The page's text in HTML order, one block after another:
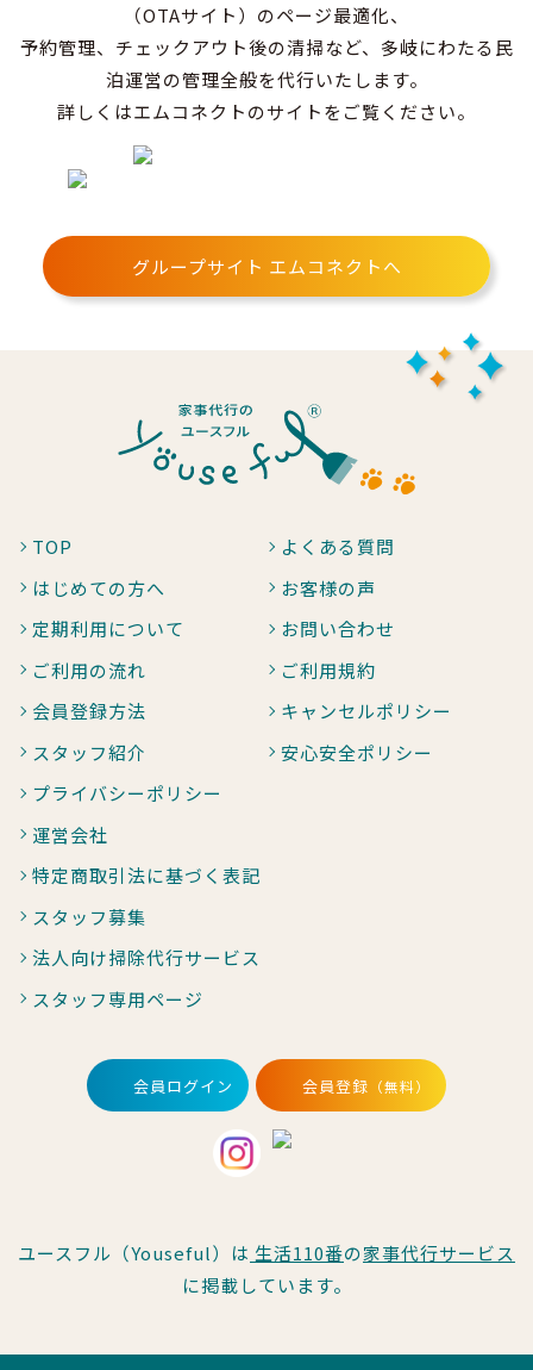
（OTAサイト）のページ最適化、
予約管理、チェックアウト後の清掃など、多岐にわたる民
泊運営の管理全般を代行いたします。
詳しくはエムコネクトのサイトをご覧ください。
グループサイト エムコネクトへ
TOP
はじめての方へ
定期利用について
ご利用の流れ
会員登録方法
スタッフ紹介
よくある質問
お客様の声
お問い合わせ
ご利用規約
キャンセルポリシー
安心安全ポリシー
プライバシーポリシー
運営会社
特定商取引法に基づく表記
スタッフ募集
法人向け掃除代行サービス
スタッフ専用ページ
会員ログイン 会員登録 （無料）
ユースフル（Youseful）は 生活110番の家事代行サービス
に掲載しています。